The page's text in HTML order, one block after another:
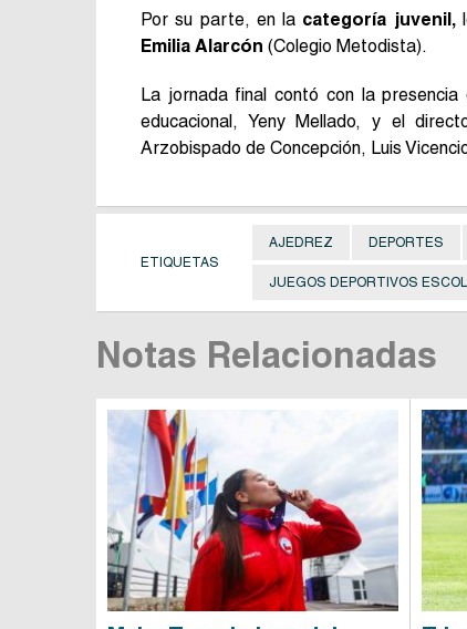
Por su parte, en la categoría juvenil,
Emilia Alarcón (Colegio Metodista).
La jornada final contó con la presencia
educacional, Yeny Mellado, y el
Arzobispado de Concepción, Luis
ETIQUETAS
AJEDREZ DEPORTES
JUEGOS DEPORTIVOS
Notas Relacionadas